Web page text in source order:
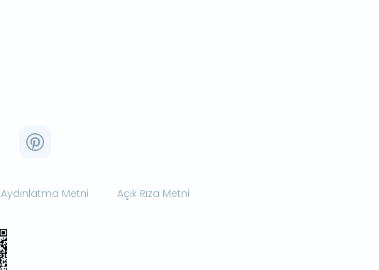
Aydınlatma Metni Açık Rıza Metni